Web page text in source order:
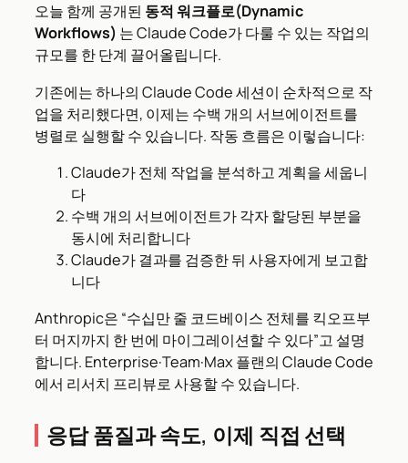
오늘 함께 공개된 동적 워크플로(Dynamic
Workflows) 는 Claude Code가 다룰 수 있는 작업의
규모를 한 단계 끌어올립니다.
기존에는 하나의 Claude Code 세션이 순차적으로 작
업을 처리했다면, 이제는 수백 개의 서브에이전트를
병렬로 실행할 수 있습니다. 작동 흐름은 이렇습니다:
Claude가 전체 작업을 분석하고 계획을 세웁니
다
수백 개의 서브에이전트가 각자 할당된 부분을
동시에 처리합니다
Claude가 결과를 검증한 뒤 사용자에게 보고합
니다
Anthropic은 “수십만 줄 코드베이스 전체를 킥오프부
터 머지까지 한 번에 마이그레이션할 수 있다”고 설명
합니다. Enterprise·Team·Max 플랜의 Claude Code
에서 리서치 프리뷰로 사용할 수 있습니다.
응답 품질과 속도, 이제 직접 선택